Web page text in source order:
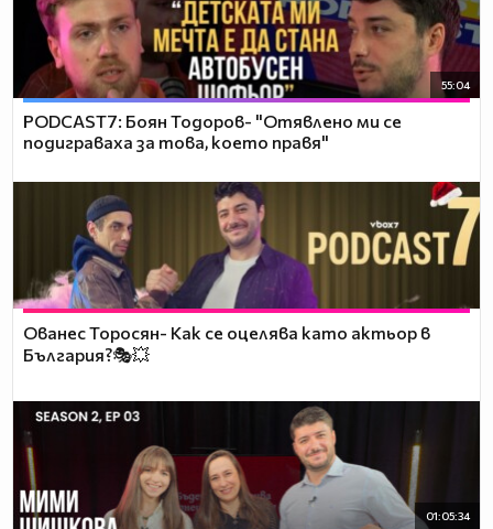
55:04
PODCAST7: ‪Боян Тодоров- "Отявлено ми се
подиграваха за това, което правя"
Ованес Торосян- Как се оцелява като актьор в
България?🎭💥
01:05:34